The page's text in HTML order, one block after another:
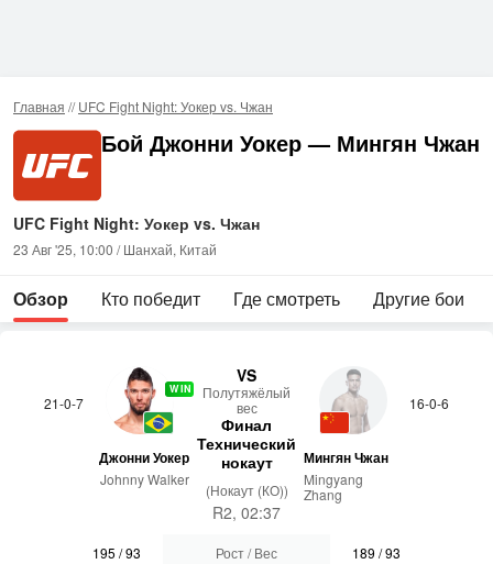
Главная //UFC Fight Night: Уокер vs. Чжан
Бой Джонни Уокер — Мингян Чжан
UFC Fight Night: Уокер vs. Чжан
23 Авг '25, 10:00 / Шанхай, Китай
Обзор Кто победит Где смотреть Другие бои
21-0-7
WIN
Джонни Уокер
Johnny Walker
VS
По­лутя­жёлый
вес
Финал
Технический
нокаут
(Нокаут (КО))
R2, 02:37
16-0-6
Мингян Чжан
Mingyang
Zhang
195 /93
Рост / Вес
189 /93